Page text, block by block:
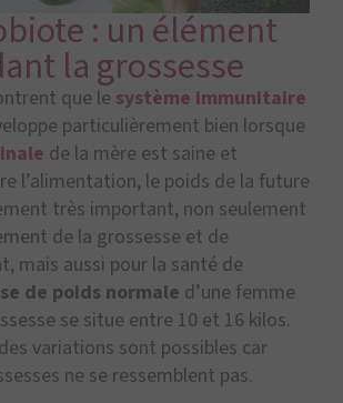
: un élément
la grossesse
que le système immunitaire
particulièrement bien lorsque
de la mère est saine et
l’alimentation, le poids de la future
très important, non seulement
de la grossesse et de
mais aussi pour la santé de
de poids normale d’une femme
se situe entre 10 et 16 kilos.
variations sont possibles car
ne se ressemblent pas.